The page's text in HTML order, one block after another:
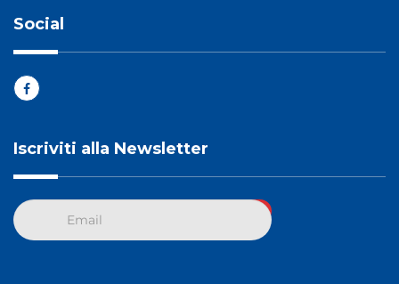
Social
Iscriviti alla Newsletter